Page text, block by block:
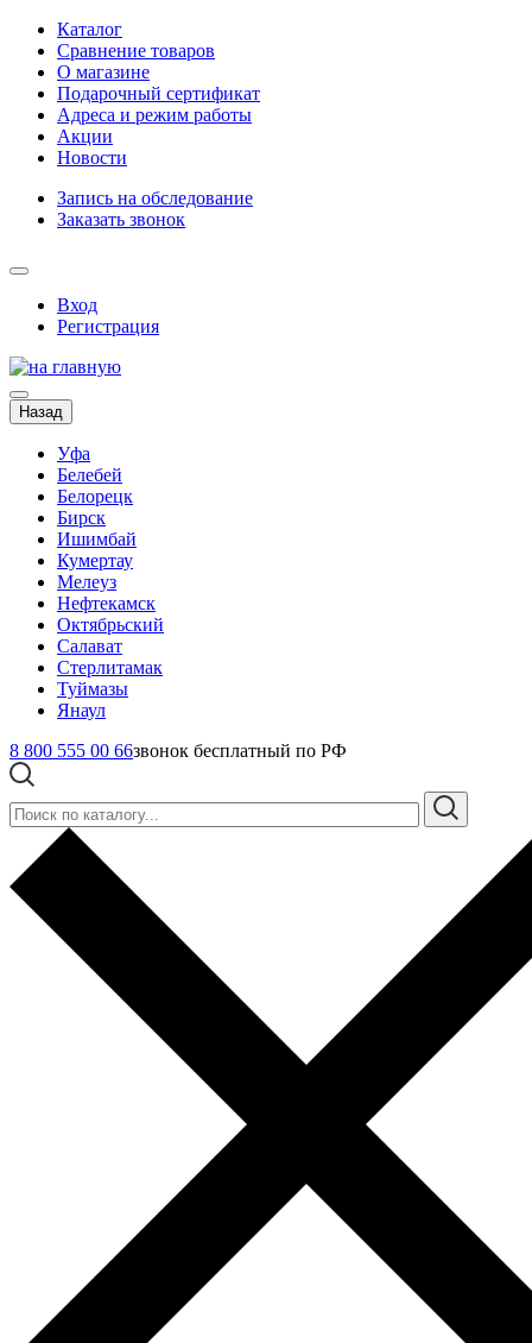
Каталог
Сравнение товаров
О магазине
Подарочный сертификат
Адреса и режим работы
Акции
Новости
Запись на обследование
Заказать звонок
Вход
Регистрация
Назад
Уфа
Белебей
Белорецк
Бирск
Ишимбай
Кумертау
Мелеуз
Нефтекамск
Октябрьский
Салават
Стерлитамак
Туймазы
Янаул
8 800 555 00 66звонок бесплатный по РФ